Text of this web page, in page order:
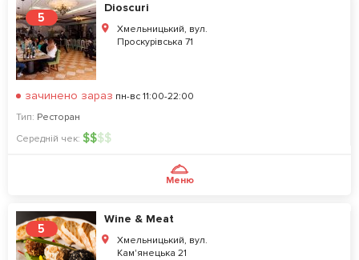
5
Dioscuri
Хмельницький, вул.
Проскурівська 71
зачинено зараз пн-вс 11:00-22:00
Тип: Ресторан
Середній чек: $$$$
Меню
5
Wine & Meat
Хмельницький, вул.
Кам'янецька 21